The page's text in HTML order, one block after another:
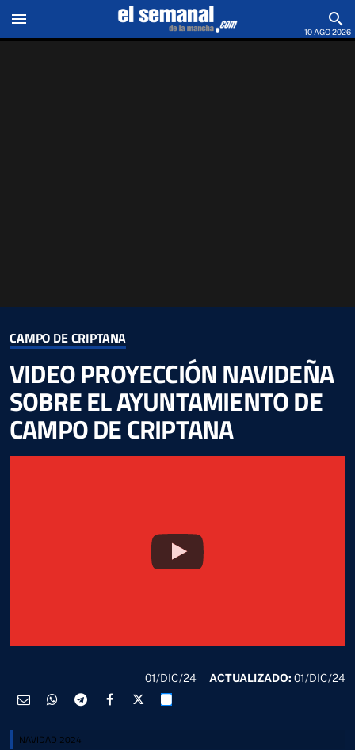
menu search
10 AGO 2026
CAMPO DE CRIPTANA
VIDEO PROYECCIÓN NAVIDEÑA
SOBRE EL AYUNTAMIENTO DE
CAMPO DE CRIPTANA
01/DIC/24 ACTUALIZADO: 01/DIC/24
NAVIDAD 2024